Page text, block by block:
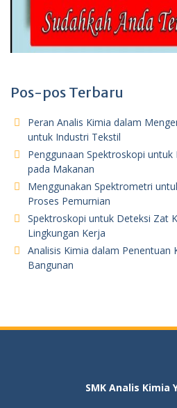
Pos-pos Terbaru
Peran Analis Kimia dalam
untuk Industri Tekstil
Penggunaan Spektroskopi
pada Makanan
Menggunakan Spektrometri
Proses Pemurnian
Spektroskopi untuk Deteksi Zat
Lingkungan Kerja
Analisis Kimia dalam Penentuan
Bangunan
SMK Analis Kimia